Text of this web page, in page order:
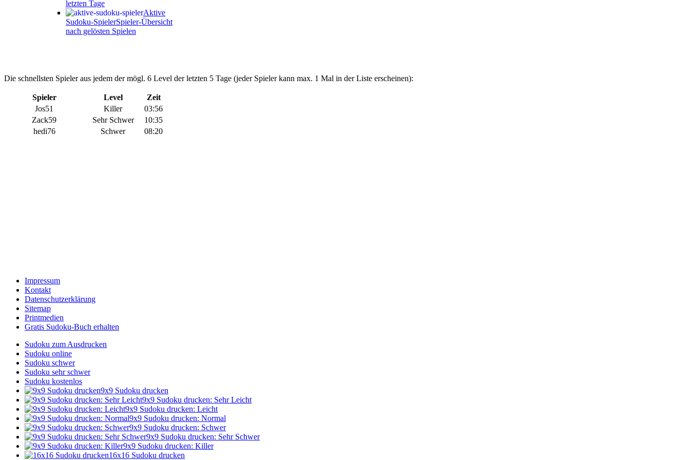
letzten Tage
Aktive
Sudoku-SpielerSpieler-Übersicht
nach gelösten Spielen
Die schnellsten Spieler aus jedem der mögl. 6 Level der letzten 5 Tage (jeder Spieler kann max. 1 Mal in der Liste erscheinen):
Spieler Level
Zeit
Jos51
Killer
03:56
Zack59
Sehr Schwer
10:35
hedi76
Schwer 08:20
Impressum
Kontakt
Datenschutzerklärung
Sitemap
Printmedien
Gratis Sudoku-Buch erhalten
Sudoku zum Ausdrucken
Sudoku online
Sudoku schwer
Sudoku sehr schwer
Sudoku kostenlos
9x9 Sudoku drucken
9x9 Sudoku drucken: Sehr Leicht
9x9 Sudoku drucken: Leicht
9x9 Sudoku drucken: Normal
9x9 Sudoku drucken: Schwer
9x9 Sudoku drucken: Sehr Schwer
9x9 Sudoku drucken: Killer
16x16 Sudoku drucken